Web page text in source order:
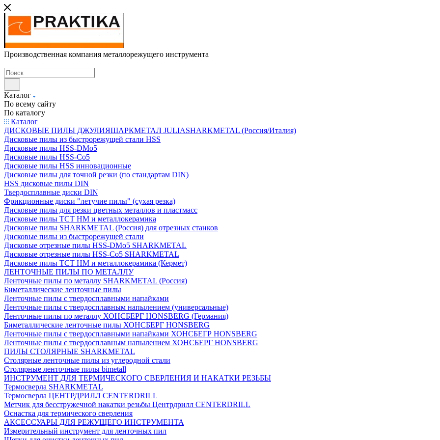
Производственная компания металлорежущего инструмента
Каталог
По всему сайту
По каталогу
Каталог
ДИСКОВЫЕ ПИЛЫ ДЖУЛИЯШАРКМЕТАЛ JULIASHARKMETAL (Россия/Италия)
Дисковые пилы из быстрорежущей стали HSS
Дисковые пилы HSS-DMo5
Дисковые пилы HSS-Co5
Дисковые пилы HSS инновационные
Дисковые пилы для точной резки (по стандартам DIN)
HSS дисковые пилы DIN
Твердосплавные диски DIN
Фрикционные диски "летучие пилы" (сухая резка)
Дисковые пилы для резки цветных металлов и пластмасс
Дисковые пилы ТСТ НМ и металлокерамика
Дисковые пилы SHARKMETAL (Россия) для отрезных станков
Дисковые пилы из быстрорежущей стали
Дисковые отрезные пилы HSS-DMo5 SHARKMETAL
Дисковые отрезные пилы HSS-Co5 SHARKMETAL
Дисковые пилы ТСТ НМ и металлокерамика (Кермет)
ЛЕНТОЧНЫЕ ПИЛЫ ПО МЕТАЛЛУ
Ленточные пилы по металлу SHARKMETAL (Россия)
Биметаллические ленточные пилы
Ленточные пилы с твердосплавными напайками
Ленточные пилы с твердосплавным напылением (универсальные)
Ленточные пилы по металлу ХОНСБЕРГ HONSBERG (Германия)
Биметаллические ленточные пилы ХОНСБЕРГ HONSBERG
Ленточные пилы с твердосплавными напайками ХОНСБЕГР HONSBERG
Ленточные пилы с твердосплавным напылением ХОНСБЕРГ HONSBERG
ПИЛЫ СТОЛЯРНЫЕ SHARKMETAL
Столярные ленточные пилы из углеродной стали
Столярные ленточные пилы bimetall
ИНСТРУМЕНТ ДЛЯ ТЕРМИЧЕСКОГО СВЕРЛЕНИЯ И НАКАТКИ РЕЗЬБЫ
Термосверла SHARKMETAL
Термосверла ЦЕНТРДРИЛЛ CENTERDRILL
Метчик для бесстружечной накатки резьбы Центрдрилл CENTERDRILL
Оснастка для термического сверления
АКСЕССУАРЫ ДЛЯ РЕЖУЩЕГО ИНСТРУМЕНТА
Измерительный инструмент для ленточных пил